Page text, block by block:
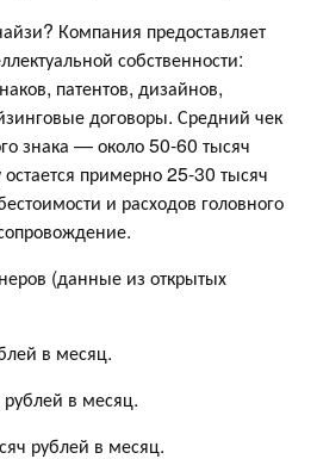
Компания предоставляет
собственности:
патентов, дизайнов,
договоры. Средний чек
знака — около 50-60 тысяч
примерно 25-30 тысяч
и расходов головного
(данные из открытых
в месяц.
в месяц.
рублей в месяц.